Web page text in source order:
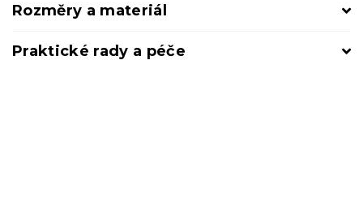
Rozměry a materiál
Praktické rady a péče